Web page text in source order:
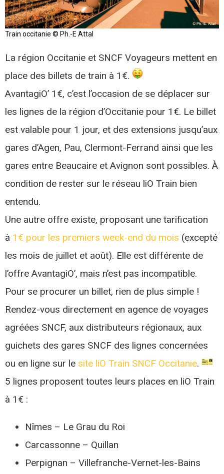
Train occitanie © Ph.-E Attal
La région Occitanie et SNCF Voyageurs mettent en
place des billets de train à 1€.
AvantagiO’ 1€, c’est l’occasion de se déplacer sur
les lignes de la région d’Occitanie pour 1€. Le billet
est valable pour 1 jour, et des extensions jusqu’aux
gares d’Agen, Pau, Clermont-Ferrand ainsi que les
gares entre Beaucaire et Avignon sont possibles. À
condition de rester sur le réseau liO Train bien
entendu.
Une autre offre existe, proposant une tarification
à 1€ pour les premiers week-end du mois (excepté
les mois de juillet et août). Elle est différente de
l’offre AvantagiO’, mais n’est pas incompatible.
Pour se procurer un billet, rien de plus simple !
Rendez-vous directement en agence de voyages
agréées SNCF, aux distributeurs régionaux, aux
guichets des gares SNCF des lignes concernées
ou en ligne sur le site liO Train SNCF Occitanie.
5 lignes proposent toutes leurs places en liO Train
à 1€ :
Nîmes – Le Grau du Roi
Carcassonne – Quillan
Perpignan – Villefranche-Vernet-les-Bains